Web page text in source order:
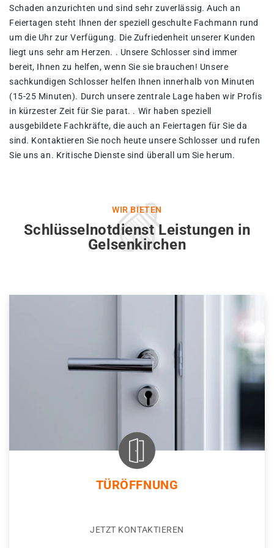
Schaden anzurichten und sind sehr zuverlässig. Auch an
Feiertagen steht Ihnen der speziell geschulte Fachmann rund
um die Uhr zur Verfügung. Die Zufriedenheit unserer Kunden
liegt uns sehr am Herzen. . Unsere Schlosser sind immer
bereit, Ihnen zu helfen, wenn Sie sie brauchen! Unsere
sachkundigen Schlosser helfen Ihnen innerhalb von Minuten
(15-25 Minuten). Durch unsere zentrale Lage haben wir Profis
in kürzester Zeit für Sie parat. . Wir haben speziell
ausgebildete Fachkräfte, die auch an Feiertagen für Sie da
sind. Kontaktieren Sie noch heute unsere Schlosser und rufen
Sie uns an. Kritische Dienste sind überall um Sie herum.
WIR BIETEN
Schlüsselnotdienst Leistungen in
Gelsenkirchen
TÜRÖFFNUNG
JETZT KONTAKTIEREN